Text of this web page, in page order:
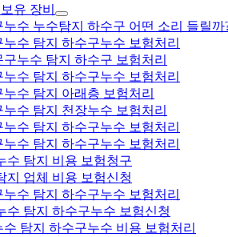
유 장비
누수 누수탐지 하수구 어떤 소리 들릴까
누수 탐지 하수구누수 보험처리
구누수 탐지 하수구 보험처리
누수 탐지 하수구누수 보험처리
누수 탐지 아래층 보험처리
누수 탐지 천장누수 보험처리
누수 탐지 하수구누수 보험처리
누수 탐지 하수구누수 보험처리
수 탐지 비용 보험청구
지 업체 비용 보험신청
누수 탐지 하수구누수 보험처리
수 탐지 하수구누수 보험신청
수 탐지 하수구누수 비용 보험처리